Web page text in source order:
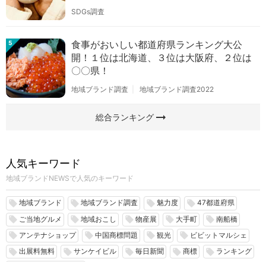
SDGs調査
5
食事がおいしい都道府県ランキング大公
開！１位は北海道、３位は大阪府、２位は
〇〇県！
地域ブランド調査 地域ブランド調査2022
総合ランキングarrow_right_alt
人気キーワード
地域ブランドNEWSで人気のキーワード
local_offer 地域ブランド local_offer 地域ブランド調査 local_offer 魅力度 local_offer 47都道府県
local_offer ご当地グルメ local_offer 地域おこし local_offer 物産展 local_offer 大手町 local_offer 南船橋
local_offer アンテナショップ local_offer 中国商標問題 local_offer 観光 local_offer ビビットマルシェ
local_offer 出展料無料 local_offer サンケイビル local_offer 毎日新聞 local_offer 商標 local_offer ランキング